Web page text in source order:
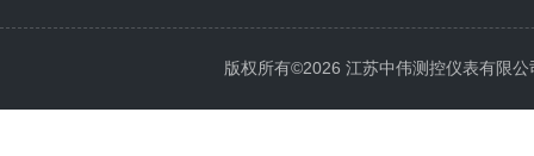
版权所有©2026 江苏中伟测控仪表有限